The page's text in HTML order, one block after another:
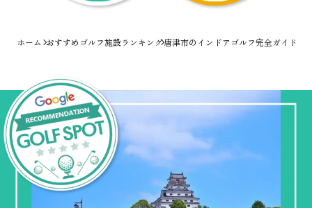
ホーム おすすめゴルフ施設ランキング唐津市のインドアゴルフ完全ガイド！